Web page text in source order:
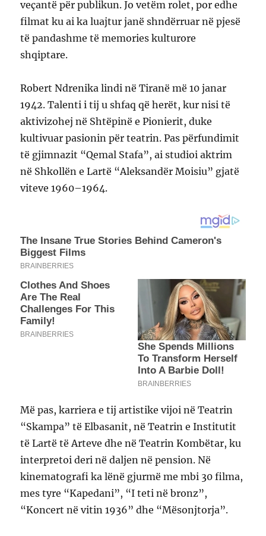
veçantë për publikun. Jo vetëm rolet, por edhe
filmat ku ai ka luajtur janë shndërruar në pjesë
të pandashme të memories kulturore
shqiptare.
Robert Ndrenika lindi në Tiranë më 10 janar
1942. Talenti i tij u shfaq që herët, kur nisi të
aktivizohej në Shtëpinë e Pionierit, duke
kultivuar pasionin për teatrin. Pas përfundimit
të gjimnazit “Qemal Stafa”, ai studioi aktrim
në Shkollën e Lartë “Aleksandër Moisiu” gjatë
viteve 1960–1964.
Më pas, karriera e tij artistike vijoi në Teatrin
“Skampa” të Elbasanit, në Teatrin e Institutit
të Lartë të Arteve dhe në Teatrin Kombëtar, ku
interpretoi deri në daljen në pension. Në
kinematografi ka lënë gjurmë me mbi 30 filma,
mes tyre “Kapedani”, “I teti në bronz”,
“Koncert në vitin 1936” dhe “Mësonjtorja”.